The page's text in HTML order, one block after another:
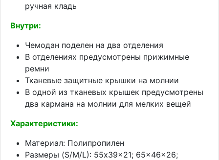
ручная кладь
Внутри:
Чемодан поделен на два отделения
В отделениях предусмотрены прижимные
ремни
Тканевые защитные крышки на молнии
В одной из тканевых крышек предусмотрены
два кармана на молнии для мелких вещей
Характеристики:
Материал: Полипропилен
Размеры (S/M/L): 55x39x21; 65x46x26;